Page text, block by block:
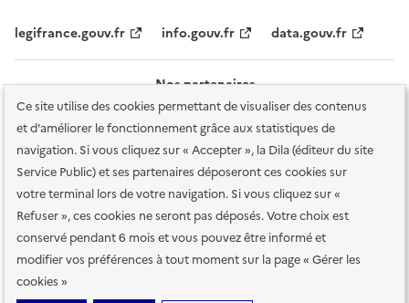
Ce site utilise des cookies permettant de visualiser des contenus
et d'améliorer le fonctionnement grâce aux statistiques de
navigation. Si vous cliquez sur « Accepter », la Dila (éditeur du site
Service Public) et ses partenaires déposeront ces cookies sur
votre terminal lors de votre navigation. Si vous cliquez sur «
Refuser », ces cookies ne seront pas déposés. Votre choix est
conservé pendant 6 mois et vous pouvez être informé et
modifier vos préférences à tout moment sur la page « Gérer les
cookies »
legifrance.gouv.fr info.gouv.fr data.gouv.fr
Nos partenaires
Plan du site Accessibilité : totalement conforme
Accessibilité des
services en ligne Mentions légales Données personnelles et sécurité
Conditions générales d'utilisation Gestion des cookies